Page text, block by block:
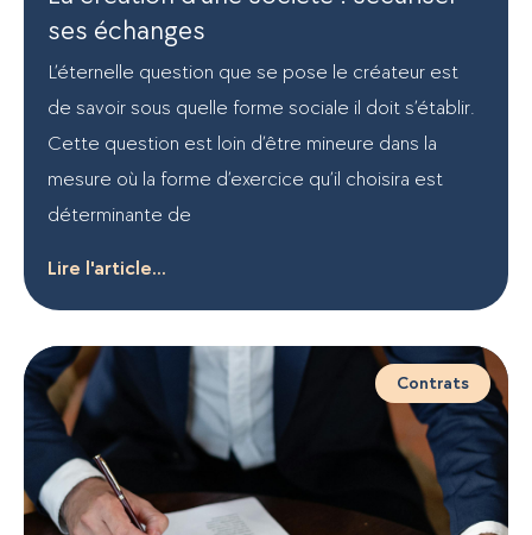
ses échanges
L’éternelle question que se pose le créateur est
de savoir sous quelle forme sociale il doit s’établir.
Cette question est loin d’être mineure dans la
mesure où la forme d’exercice qu’il choisira est
déterminante de
Lire l'article...
Contrats